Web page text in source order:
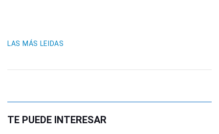
LAS MÁS LEIDAS
TE PUEDE INTERESAR